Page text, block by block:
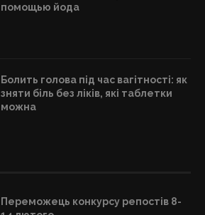
помощью йода
Болить голова під час вагітності: як
зняти біль без ліків, які таблетки
можна
Переможець конкурсу репостів 8-